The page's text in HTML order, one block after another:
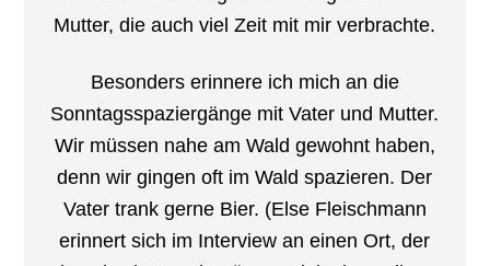
Mutter, die auch viel Zeit mit mir verbrachte.
Besonders erinnere ich mich an die
Sonntagsspaziergänge mit Vater und Mutter.
Wir müssen nahe am Wald gewohnt haben,
denn wir gingen oft im Wald spazieren. Der
Vater trank gerne Bier. (Else Fleischmann
erinnert sich im Interview an einen Ort, der